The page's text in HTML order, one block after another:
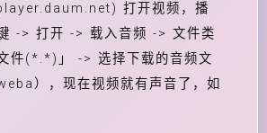
打开视频，播
-> 打开 -> 载入音频 -> 文件类
件(*.*)」 -> 选择下载的音频文
），现在视频就有声音了，如